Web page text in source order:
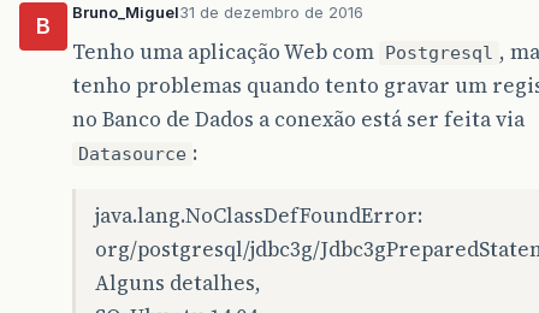
B
Bruno_Miguel31 de dezembro de 2016
Tenho uma aplicação Web com Postgresql ,
tenho problemas quando tento gravar um
no Banco de Dados a conexão está ser feita via
Datasource :
java.lang.NoClassDefFoundError:
org/postgresql/jdbc3g/
Alguns detalhes,